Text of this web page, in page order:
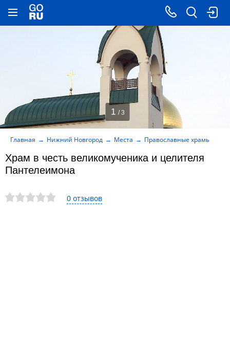
0 отзывов
Храм в честь великомученика и целителя
Пантелеимона
Главная Нижний Новгород Места Православные храмы
1 / 3